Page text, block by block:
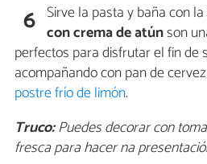
6 Sirve la pasta y baña con
con crema de atúnson
perfectos para disfrutar el fin de
acompañando con pan de
postre frío de limón.
Truco:Puedes decorar con
fresca para hacer na